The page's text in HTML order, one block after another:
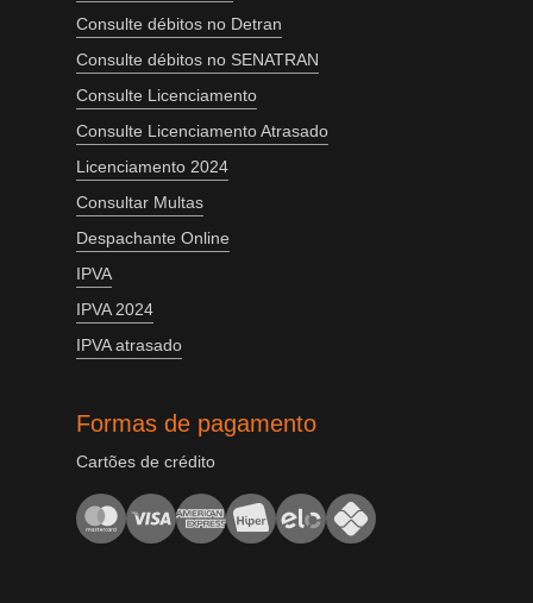
Consulte débitos no Detran
Consulte débitos no SENATRAN
Consulte Licenciamento
Consulte Licenciamento Atrasado
Licenciamento 2024
Consultar Multas
Despachante Online
IPVA
IPVA 2024
IPVA atrasado
Formas de pagamento
Cartões de crédito